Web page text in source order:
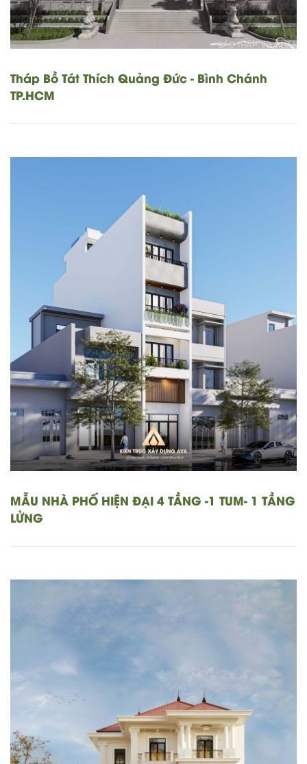
Tháp Bồ Tát Thích Quảng Đức - Bình Chánh
TP.HCM
MẪU NHÀ PHỐ HIỆN ĐẠI 4 TẦNG -1 TUM- 1 TẦNG
LỬNG